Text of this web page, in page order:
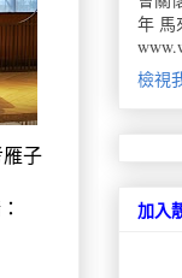
子
年 馬
檢視
加入